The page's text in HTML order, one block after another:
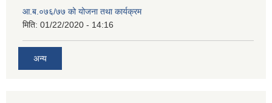
आ.ब.०७६/७७ को योजना तथा कार्यक्रम
मिति: 01/22/2020 - 14:16
अन्य